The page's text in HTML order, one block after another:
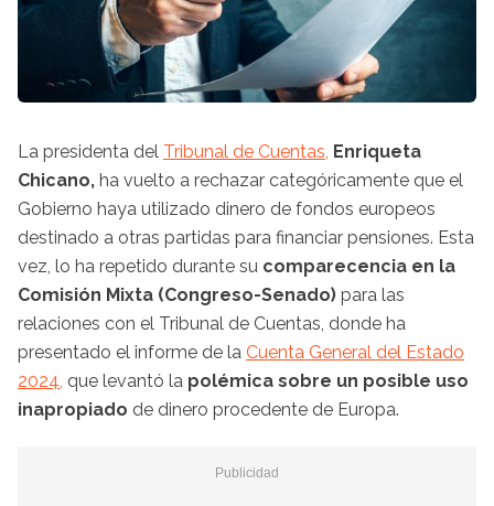
La presidenta del Tribunal de Cuentas, Enriqueta
Chicano, ha vuelto a rechazar categóricamente que el
Gobierno haya utilizado dinero de fondos europeos
destinado a otras partidas para financiar pensiones. Esta
vez, lo ha repetido durante su comparecencia en la
Comisión Mixta (Congreso-Senado) para las
relaciones con el Tribunal de Cuentas, donde ha
presentado el informe de la Cuenta General del Estado
2024, que levantó la polémica sobre un posible uso
inapropiado de dinero procedente de Europa.